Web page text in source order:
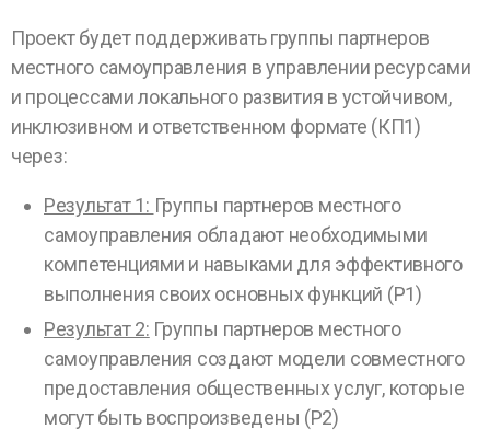
Проект будет поддерживать группы партнеров
местного самоуправления в управлении ресурсами
и процессами локального развития в устойчивом,
инклюзивном и ответственном формате (КП1)
через:
Результат 1: Группы партнеров местного
самоуправления обладают необходимыми
компетенциями и навыками для эффективного
выполнения своих основных функций (Р1)
Результат 2: Группы партнеров местного
самоуправления создают модели совместного
предоставления общественных услуг, которые
могут быть воспроизведены (Р2)